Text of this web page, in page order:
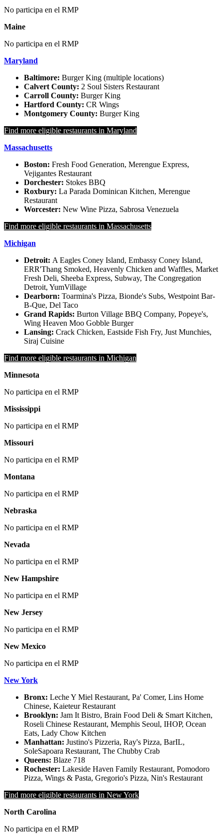
No participa en el RMP
Maine
No participa en el RMP
Maryland
Baltimore: Burger King (multiple locations)
Calvert County: 2 Soul Sisters Restaurant
Carroll County: Burger King
Hartford County: CR Wings
Montgomery County: Burger King
Find more eligible restaurants in Maryland
Massachusetts
Boston: Fresh Food Generation, Merengue Express,
Vejigantes Restaurant
Dorchester: Stokes BBQ
Roxbury: La Parada Dominican Kitchen, Merengue
Restaurant
Worcester: New Wine Pizza, Sabrosa Venezuela
Find more eligible restaurants in Massachusetts
Michigan
Detroit: A Eagles Coney Island, Embassy Coney Island,
ERR'Thang Smoked, Heavenly Chicken and Waffles, Market
Fresh Deli, Sheeba Express, Subway, The Congregation
Detroit, YumVillage
Dearborn: Toarmina's Pizza, Bionde's Subs, Westpoint Bar-
B-Que, Del Taco
Grand Rapids: Burton Village BBQ Company, Popeye's,
Wing Heaven Moo Gobble Burger
Lansing: Crack Chicken, Eastside Fish Fry, Just Munchies,
Siraj Cuisine
Find more eligible restaurants in Michigan
Minnesota
No participa en el RMP
Mississippi
No participa en el RMP
Missouri
No participa en el RMP
Montana
No participa en el RMP
Nebraska
No participa en el RMP
Nevada
No participa en el RMP
New Hampshire
No participa en el RMP
New Jersey
No participa en el RMP
New Mexico
No participa en el RMP
New York
Bronx: Leche Y Miel Restaurant, Pa' Comer, Lins Home
Chinese, Kaieteur Restaurant
Brooklyn: Jam It Bistro, Brain Food Deli & Smart Kitchen,
Roseli Chinese Restaurant, Memphis Seoul, IHOP, Ocean
Eats, Lady Chow Kitchen
Manhattan: Justino's Pizzeria, Ray's Pizza, BarIL,
SoleSapoara Restaurant, The Chubby Crab
Queens: Blaze 718
Rochester: Lakeside Haven Family Restaurant, Pomodoro
Pizza, Wings & Pasta, Gregorio's Pizza, Nin's Restaurant
Find more eligible restaurants in New York
North Carolina
No participa en el RMP